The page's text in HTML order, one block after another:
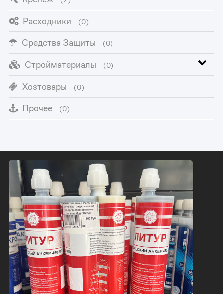
Расходники (0)
Средства Защиты (0)
Стройматериалы (0)
Хозтовары (0)
Прочее (0)